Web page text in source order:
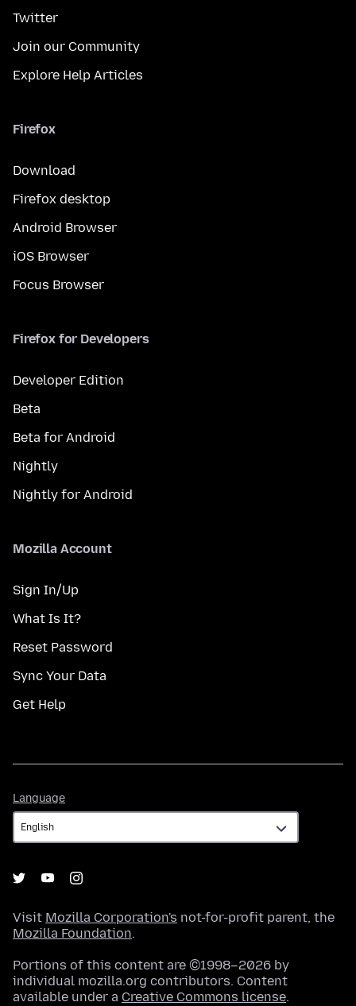
Twitter
Join our Community
Explore Help Articles
Firefox
Download
Firefox desktop
Android Browser
iOS Browser
Focus Browser
Firefox for Developers
Developer Edition
Beta
Beta for Android
Nightly
Nightly for Android
Mozilla Account
Sign In/Up
What Is It?
Reset Password
Sync Your Data
Get Help
Language
Visit Mozilla Corporation's not-for-profit parent, the
Mozilla Foundation.
Portions of this content are ©1998–2026 by
individual mozilla.org contributors. Content
available under a Creative Commons license.